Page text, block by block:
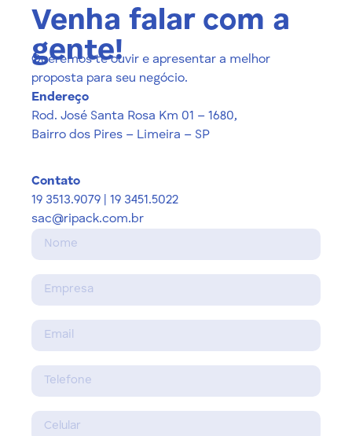
Venha falar com a
gente!
Queremos te ouvir e apresentar a melhor
proposta para seu negócio.
Endereço
Rod. José Santa Rosa Km 01 – 1680,
Bairro dos Pires – Limeira – SP
Contato
19 3513.9079 | 19 3451.5022
sac@ripack.com.br